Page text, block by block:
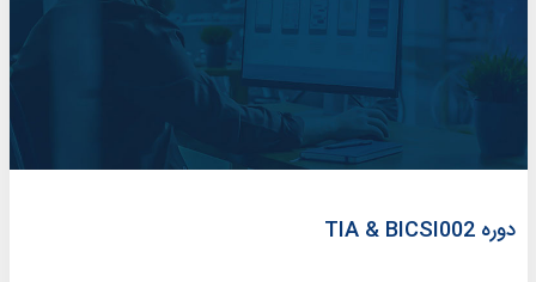
دوره TIA & BICSI002